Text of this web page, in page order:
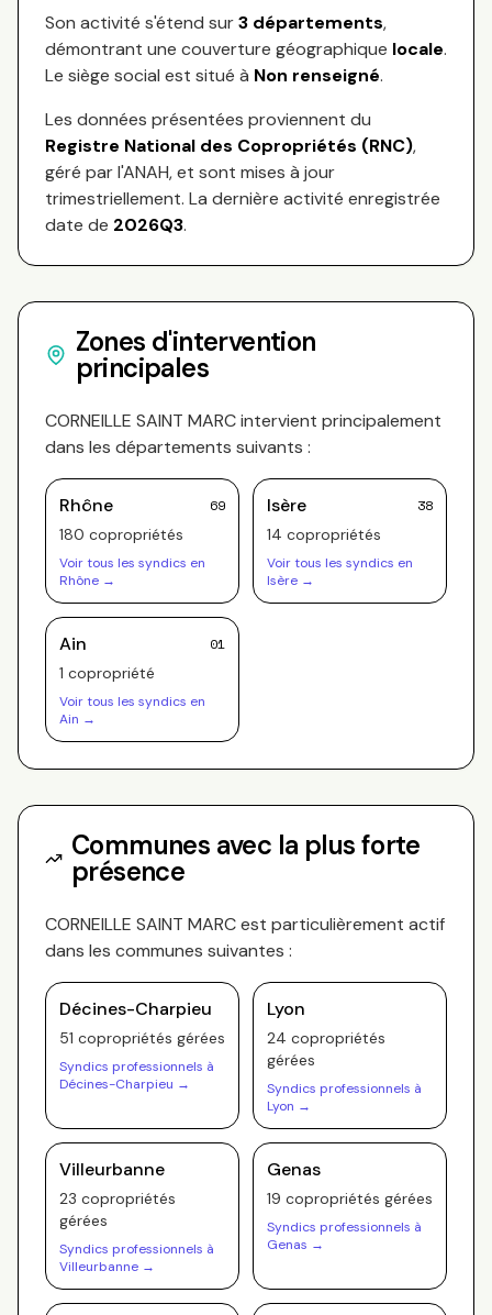
Son activité s'étend sur3 départements,
démontrant une couverture géographique locale.
Le siège social est situé à Non renseigné.
Les données présentées proviennent du
Registre National des Copropriétés (RNC),
géré par l'ANAH, et sont mises à jour
trimestriellement. La dernière activité enregistrée
date de 2026Q3.
Zones d'intervention
principales
CORNEILLE SAINT MARCintervient principalement
dans les départements suivants :
Rhône 69
180 copropriétés
Voir tous les syndics en
Rhône →
Isère 38
14 copropriétés
Voir tous les syndics en
Isère →
Ain 01
1 copropriété
Voir tous les syndics en
Ain →
Communes avec la plus forte
présence
CORNEILLE SAINT MARCest particulièrement actif
dans les communes suivantes :
Décines-Charpieu
51 copropriétés gérées
Syndics professionnels à
Décines-Charpieu →
Lyon
24 copropriétés
gérées
Syndics professionnels à
Lyon →
Villeurbanne
23 copropriétés
gérées
Syndics professionnels à
Villeurbanne →
Genas
19 copropriétés gérées
Syndics professionnels à
Genas →